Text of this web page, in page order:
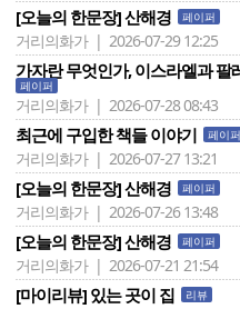
[오늘의 한문장] 산해경 페이퍼
거리의화가 | 2026-07-29 12:25
가자란 무엇인가, 이스라엘과
페이퍼
거리의화가 | 2026-07-28 08:43
최근에 구입한 책들 이야기 페이퍼
거리의화가 | 2026-07-27 13:21
[오늘의 한문장] 산해경 페이퍼
거리의화가 | 2026-07-26 13:48
[오늘의 한문장] 산해경 페이퍼
거리의화가 | 2026-07-21 21:54
[마이리뷰] 있는 곳이 집 리뷰